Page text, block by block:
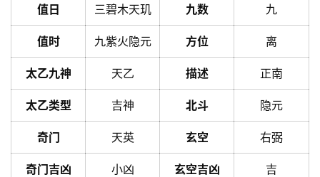
值日 三碧木天玑 九数 九
值时 九紫火隐元 方位 离
太乙九神 天乙 描述 正南
太乙类型 吉神 北斗 隐元
奇门 天英 玄空 右弼
奇门吉凶 小凶 玄空吉凶 吉